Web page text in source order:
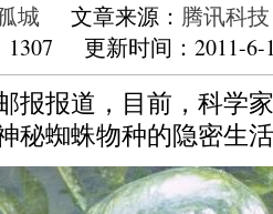
城 文章来源： 腾讯科技
1307 更新时间：2011-6-
报道，目前，科学
秘蜘蛛物种的隐密生